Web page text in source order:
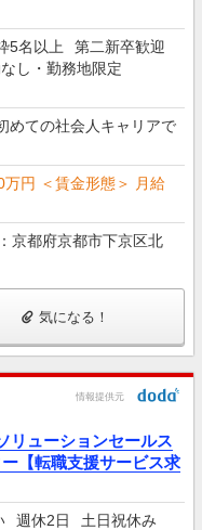
5名以上
第二新卒歓迎
し・勤務地限定
めての社会人キャリアで
円 ＜賃金形態＞ 月給
京都府京都市下京区北
気になる！
情報提供元
リューションセールス
【転職支援サービス求
週休2日 土日祝休み